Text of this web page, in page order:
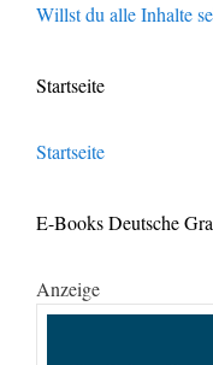
Willst du alle Inhalte
Startseite
Startseite
E-Books Deutsche
Anzeige